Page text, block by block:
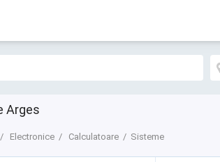
Arges
Electronice Calculatoare Sisteme